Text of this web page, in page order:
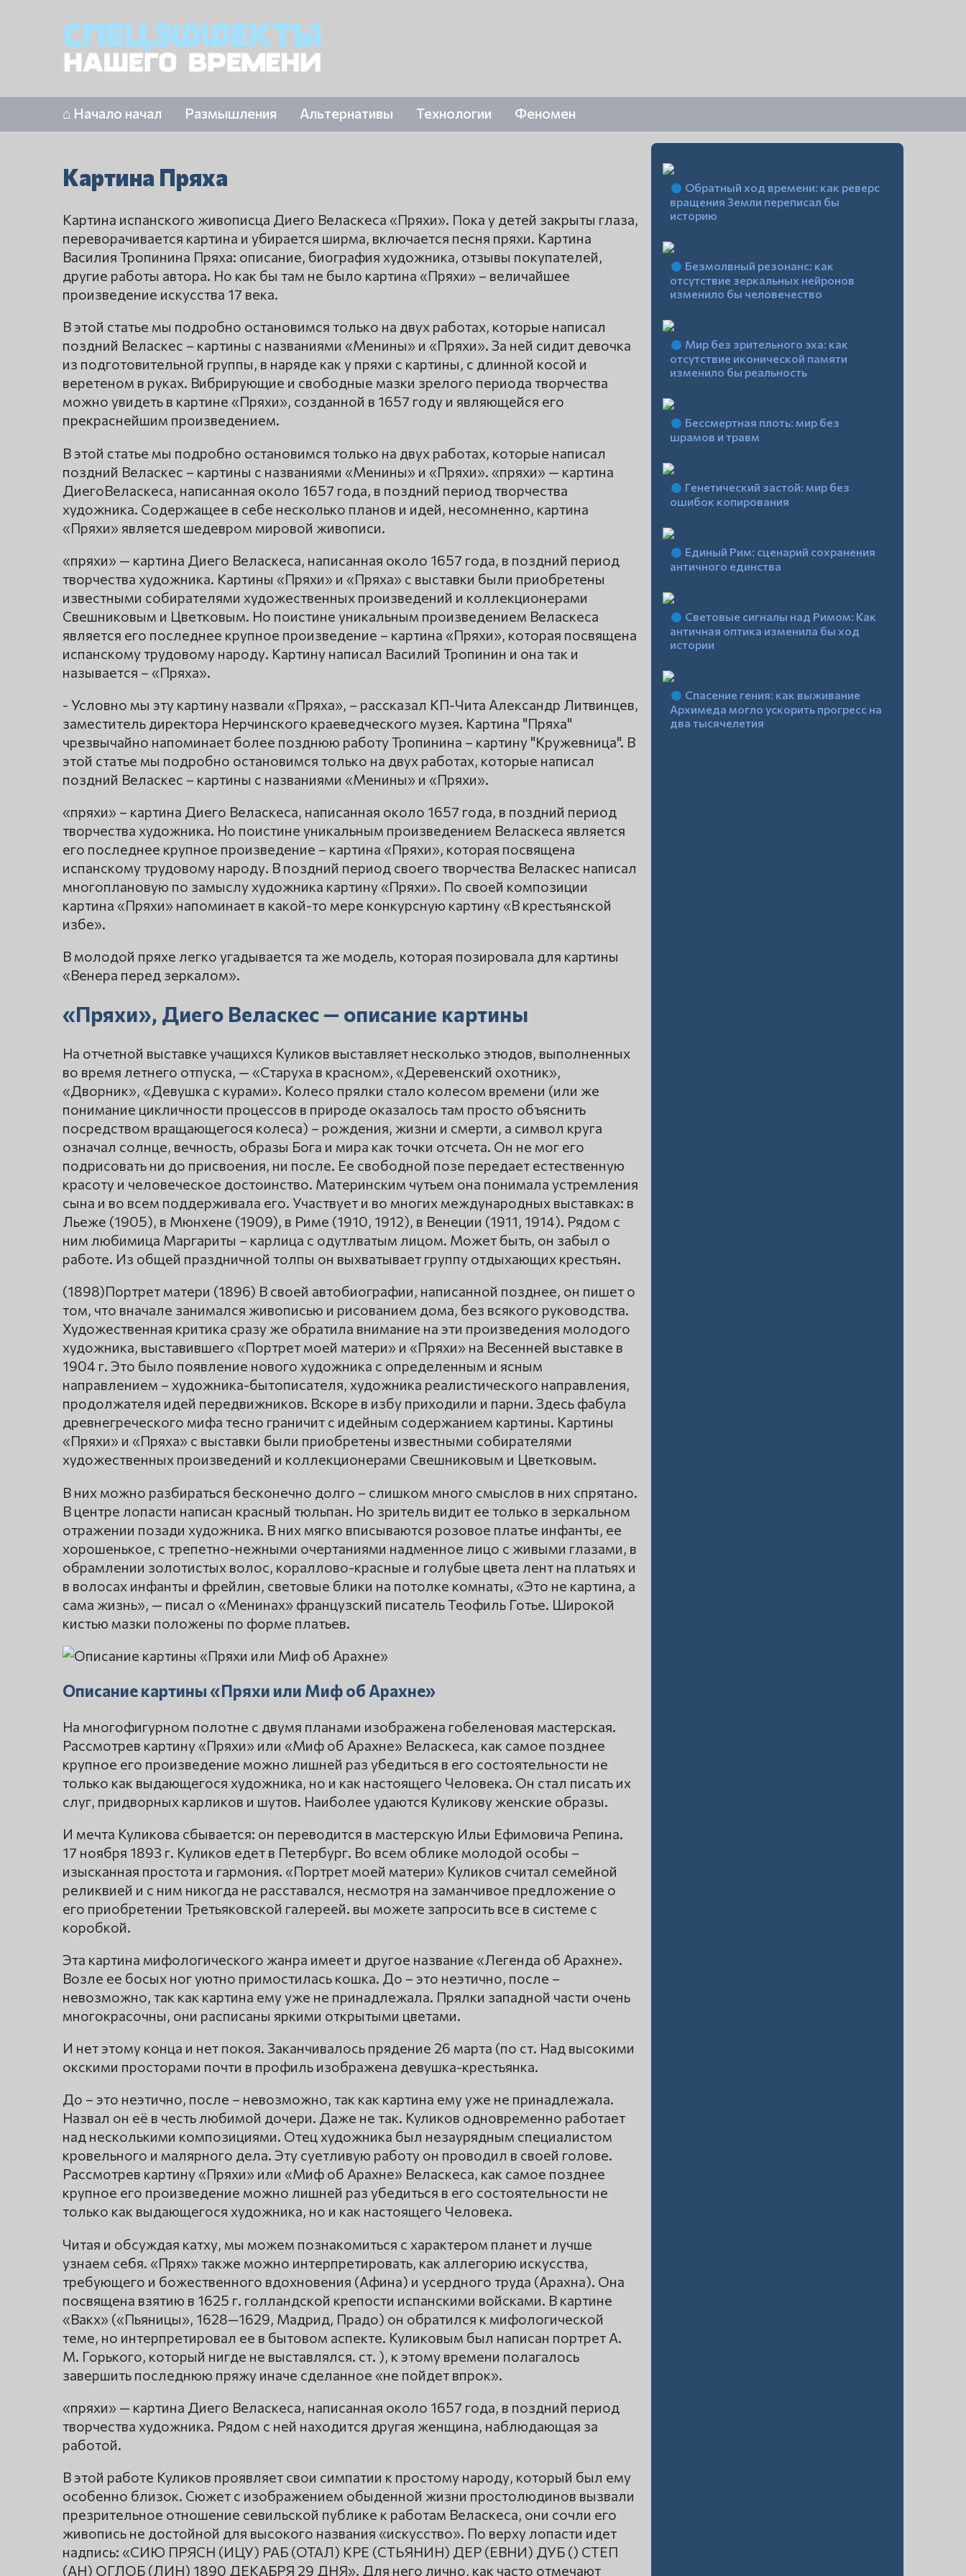
⌂ Начало начал Размышления Альтернативы Технологии Феномен
Картина Пряха
Картина испанского живописца Диего Веласкеса «Пряхи». Пока у детей закрыты глаза,
переворачивается картина и убирается ширма, включается песня пряхи. Картина
Василия Тропинина Пряха: описание, биография художника, отзывы покупателей,
другие работы автора. Но как бы там не было картина «Пряхи» – величайшее
произведение искусства 17 века.
В этой статье мы подробно остановимся только на двух работах, которые написал
поздний Веласкес – картины с названиями «Менины» и «Пряхи». За ней сидит девочка
из подготовительной группы, в наряде как у пряхи с картины, с длинной косой и
веретеном в руках. Вибрирующие и свободные мазки зрелого периода творчества
можно увидеть в картине «Пряхи», созданной в 1657 году и являющейся его
прекраснейшим произведением.
В этой статье мы подробно остановимся только на двух работах, которые написал
поздний Веласкес – картины с названиями «Менины» и «Пряхи». «пряхи» — картина
ДиегоВеласкеса, написанная около 1657 года, в поздний период творчества
художника. Содержащее в себе несколько планов и идей, несомненно, картина
«Пряхи» является шедевром мировой живописи.
«пряхи» — картина Диего Веласкеса, написанная около 1657 года, в поздний период
творчества художника. Картины «Пряхи» и «Пряха» с выставки были приобретены
известными собирателями художественных произведений и коллекционерами
Свешниковым и Цветковым. Но поистине уникальным произведением Веласкеса
является его последнее крупное произведение – картина «Пряхи», которая посвящена
испанскому трудовому народу. Картину написал Василий Тропинин и она так и
называется – «Пряха».
- Условно мы эту картину назвали «Пряха», – рассказал КП-Чита Александр Литвинцев,
заместитель директора Нерчинского краеведческого музея. Картина "Пряха"
чрезвычайно напоминает более позднюю работу Тропинина – картину "Кружевница". В
этой статье мы подробно остановимся только на двух работах, которые написал
поздний Веласкес – картины с названиями «Менины» и «Пряхи».
«пряхи» – картина Диего Веласкеса, написанная около 1657 года, в поздний период
творчества художника. Но поистине уникальным произведением Веласкеса является
его последнее крупное произведение – картина «Пряхи», которая посвящена
испанскому трудовому народу. В поздний период своего творчества Веласкес написал
многоплановую по замыслу художника картину «Пряхи». По своей композиции
картина «Пряхи» напоминает в какой-то мере конкурсную картину «В крестьянской
избе».
В молодой пряхе легко угадывается та же модель, которая позировала для картины
«Венера перед зеркалом».
«Пряхи», Диего Веласкес — описание картины
На отчетной выставке учащихся Куликов выставляет несколько этюдов, выполненных
во время летнего отпуска, — «Старуха в красном», «Деревенский охотник»,
«Дворник», «Девушка с курами». Колесо прялки стало колесом времени (или же
понимание цикличности процессов в природе оказалось там просто объяснить
посредством вращающегося колеса) – рождения, жизни и смерти, а символ круга
означал солнце, вечность, образы Бога и мира как точки отсчета. Он не мог его
подрисовать ни до присвоения, ни после. Ее свободной позе передает естественную
красоту и человеческое достоинство. Материнским чутьем она понимала устремления
сына и во всем поддерживала его. Участвует и во многих международных выставках: в
Льеже (1905), в Мюнхене (1909), в Риме (1910, 1912), в Венеции (1911, 1914). Рядом с
ним любимица Маргариты – карлица с одутлватым лицом. Может быть, он забыл о
работе. Из общей праздничной толпы он выхватывает группу отдыхающих крестьян.
(1898)Портрет матери (1896) В своей автобиографии, написанной позднее, он пишет о
том, что вначале занимался живописью и рисованием дома, без всякого руководства.
Художественная критика сразу же обратила внимание на эти произведения молодого
художника, выставившего «Портрет моей матери» и «Пряхи» на Весенней выставке в
1904 г. Это было появление нового художника с определенным и ясным
направлением – художника-бытописателя, художника реалистического направления,
продолжателя идей передвижников. Вскоре в избу приходили и парни. Здесь фабула
древнегреческого мифа тесно граничит с идейным содержанием картины. Картины
«Пряхи» и «Пряха» с выставки были приобретены известными собирателями
художественных произведений и коллекционерами Свешниковым и Цветковым.
В них можно разбираться бесконечно долго – слишком много смыслов в них спрятано.
В центре лопасти написан красный тюльпан. Но зритель видит ее только в зеркальном
отражении позади художника. В них мягко вписываются розовое платье инфанты, ее
хорошенькое, с трепетно-нежными очертаниями надменное лицо с живыми глазами, в
обрамлении золотистых волос, кораллово-красные и голубые цвета лент на платьях и
в волосах инфанты и фрейлин, световые блики на потолке комнаты, «Это не картина, а
сама жизнь», — писал о «Менинах» французский писатель Теофиль Готье. Широкой
кистью мазки положены по форме платьев.
Описание картины «Пряхи или Миф об Арахне»
На многофигурном полотне с двумя планами изображена гобеленовая мастерская.
Рассмотрев картину «Пряхи» или «Миф об Арахне» Веласкеса, как самое позднее
крупное его произведение можно лишней раз убедиться в его состоятельности не
только как выдающегося художника, но и как настоящего Человека. Он стал писать их
слуг, придворных карликов и шутов. Наиболее удаются Куликову женские образы.
И мечта Куликова сбывается: он переводится в мастерскую Ильи Ефимовича Репина.
17 ноября 1893 г. Куликов едет в Петербург. Во всем облике молодой особы –
изысканная простота и гармония. «Портрет моей матери» Куликов считал семейной
реликвией и с ним никогда не расставался, несмотря на заманчивое предложение о
его приобретении Третьяковской галереей. вы можете запросить все в системе с
коробкой.
Эта картина мифологического жанра имеет и другое название «Легенда об Арахне».
Возле ее босых ног уютно примостилась кошка. До – это неэтично, после –
невозможно, так как картина ему уже не принадлежала. Прялки западной части очень
многокрасочны, они расписаны яркими открытыми цветами.
И нет этому конца и нет покоя. Заканчивалось прядение 26 марта (по ст. Над высокими
окскими просторами почти в профиль изображена девушка-крестьянка.
До – это неэтично, после – невозможно, так как картина ему уже не принадлежала.
Назвал он её в честь любимой дочери. Даже не так. Куликов одновременно работает
над несколькими композициями. Отец художника был незаурядным специалистом
кровельного и малярного дела. Эту суетливую работу он проводил в своей голове.
Рассмотрев картину «Пряхи» или «Миф об Арахне» Веласкеса, как самое позднее
крупное его произведение можно лишней раз убедиться в его состоятельности не
только как выдающегося художника, но и как настоящего Человека.
Читая и обсуждая катху, мы можем познакомиться с характером планет и лучше
узнаем себя. «Прях» также можно интерпретировать, как аллегорию искусства,
требующего и божественного вдохновения (Афина) и усердного труда (Арахна). Она
посвящена взятию в 1625 г. голландской крепости испанскими войсками. В картине
«Вакх» («Пьяницы», 1628—1629, Мадрид, Прадо) он обратился к мифологической
теме, но интерпретировал ее в бытовом аспекте. Куликовым был написан портрет А.
М. Горького, который нигде не выставлялся. ст. ), к этому времени полагалось
завершить последнюю пряжу иначе сделанное «не пойдет впрок».
«пряхи» — картина Диего Веласкеса, написанная около 1657 года, в поздний период
творчества художника. Рядом с ней находится другая женщина, наблюдающая за
работой.
В этой работе Куликов проявляет свои симпатии к простому народу, который был ему
особенно близок. Сюжет с изображением обыденной жизни простолюдинов вызвали
презрительное отношение севильской публике к работам Веласкеса, они сочли его
живопись не достойной для высокого названия «искусство». По верху лопасти идет
надпись: «СИЮ ПРЯСН (ИЦУ) РАБ (ОТАЛ) КРЕ (СТЬЯНИН) ДЕР (ЕВНИ) ДУБ () СТЕП
(АН) ОГЛОБ (ЛИН) 1890 ДЕКАБРЯ 29 ДНЯ». Для него лично, как часто отмечают
Обратный ход времени: как реверс
вращения Земли переписал бы
историю
Безмолвный резонанс: как
отсутствие зеркальных нейронов
изменило бы человечество
Мир без зрительного эха: как
отсутствие иконической памяти
изменило бы реальность
Бессмертная плоть: мир без
шрамов и травм
Генетический застой: мир без
ошибок копирования
Единый Рим: сценарий сохранения
античного единства
Световые сигналы над Римом: Как
античная оптика изменила бы ход
истории
Спасение гения: как выживание
Архимеда могло ускорить прогресс на
два тысячелетия